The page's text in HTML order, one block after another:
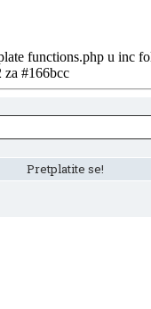
functions.php u inc
za #166bcc